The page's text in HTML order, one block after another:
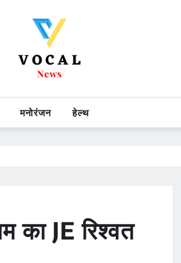
मनोरंजन हेल्थ
का JE रिश्वत